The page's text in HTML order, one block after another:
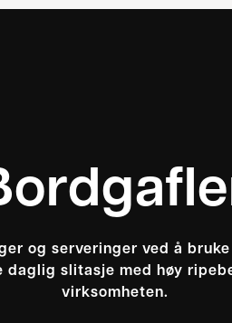
og serveringer ved å
daglig slitasje med høy
virksomheten.